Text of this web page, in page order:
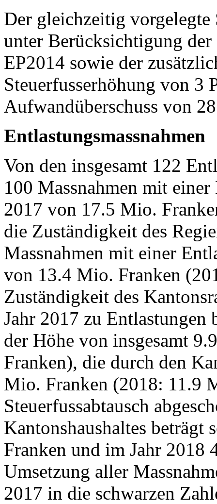
Der gleichzeitig vorgelegte
unter Berücksichtigung
EP2014 sowie der
Steuerfusserhöhung von 3
Aufwandüberschuss von
Entlastungsmassnahmen
Von den insgesamt 122
100 Massnahmen mit
2017 von 17.5 Mio.
die Zuständigkeit des
Massnahmen mit einer
von 13.4 Mio. Franken
Zuständigkeit des
Jahr 2017 zu Entlastungen
der Höhe von insgesamt
Franken), die durch den
Mio. Franken (2018: 11.9
Steuerfussabtausch
Kantonshaushaltes
Franken und im Jahr 2018
Umsetzung aller
2017 in die schwarzen